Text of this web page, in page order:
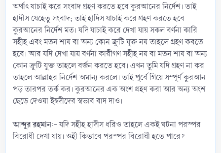
‎অর্থাৎ যাচাই করে সংবাদ গ্রহণ করতে হবে কুরআনের নির্দেশ। তাই
হাদীস যেহেতু সংবাদ; তাই হাদিস যাচাই করে গ্রহণ করতে হবে
কুরআনের নির্দেশ মত। যদি যাচাই করে দেখা যায় সকল বর্ণনা কারি
সহীহ এবং মতন শায বা অন্য কোন ক্রুটি যুক্ত নয় তাহলে গ্রহণ করতে
হবে। আর যদি দেখা যায় বর্ণনা কারীগণ সহীহ নয় বা মতন শায বা অন্য
কোন ক্রুটি যুক্ত তাহলে বর্জন করতে হবে। এখন তুমি যদি গ্রহণ না কর
তাহলে আল্লাহর নির্দেশ অমান্য করলে। তাই পূর্বে গিয়ে সম্পূর্ণ কুরআন
পড় তারপর তর্ক কর। কুরআনের এক অংশ গ্রহণ করা আর অন্য অংশ
ছেড়ে দেওয়া ইহুদীদের স্বভাব বাদ দাও।
‎আব্দুর রহমান:- যদি সহীহ হাদীস ধরিও তাহলে একই ঘটনা পরস্পর
বিরোধী দেখা যায়। ওহী কিভাবে পরস্পর বিরোধী হতে পারে?